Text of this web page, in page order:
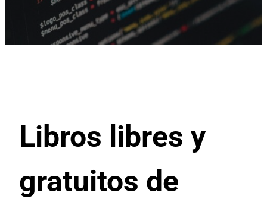
Libros libres y
gratuitos de